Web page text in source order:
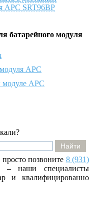
APC SRT96BP
батарейного модуля
APC
модуле APC
позвоните 8 (931)
– наши специалисты
и квалифицированно